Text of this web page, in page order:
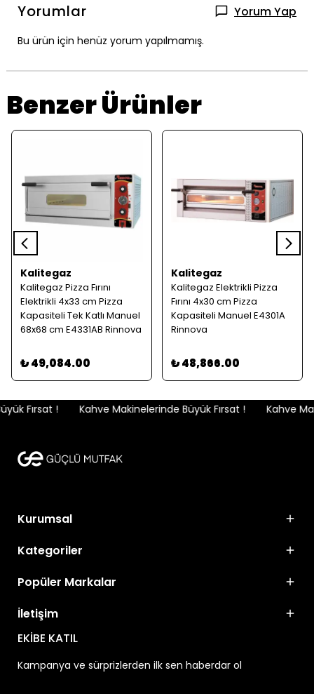
Yorumlar Yorum Yap
Bu ürün için henüz yorum yapılmamış.
Benzer Ürünler
Kalitegaz
Kalitegaz Pizza Fırını
Elektrikli 4x33 cm Pizza
Kapasiteli Tek Katlı Manuel
68x68 cm E4331AB Rinnova
₺ 49,084.00
Kalitegaz
Kalitegaz Elektrikli Pizza
Fırını 4x30 cm Pizza
Kapasiteli Manuel E4301A
Rinnova
₺ 48,866.00
Fırsat ! Kahve Makinelerinde Büyük Fırsat ! Kahve
Kurumsal
Kategoriler
Popüler Markalar
İletişim
EKİBE KATIL
Kampanya ve sürprizlerden ilk sen haberdar ol